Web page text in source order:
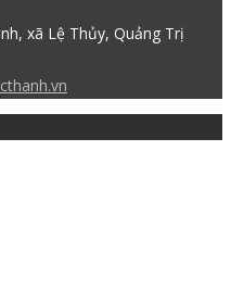
xã Lệ Thủy, Quảng Trị